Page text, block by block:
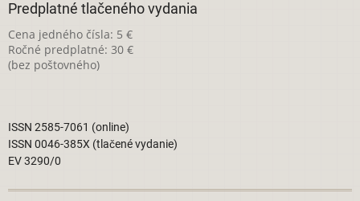
Predplatné tlačeného vydania
Cena jedného čísla: 5 €
Ročné predplatné: 30 €
(bez poštovného)
ISSN 2585-7061 (online)
ISSN 0046-385X (tlačené vydanie)
EV 3290/0